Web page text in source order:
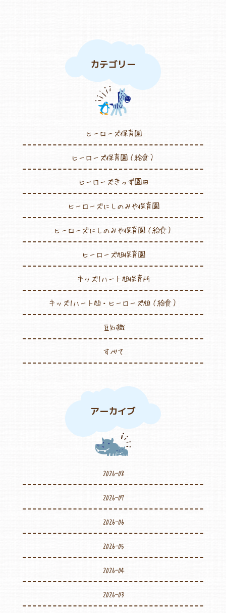
カテゴリー
ヒーローズ保育園
ヒーローズ保育園（給食）
ヒーローズきっず園田
ヒーローズにしのみや保育園
ヒーローズにしのみや保育園（給食）
ヒーローズ旭保育園
キッズ1ハート旭保育所
キッズ1ハート旭・ヒーローズ旭（給食）
豆知識
すべて
アーカイブ
2026-08
2026-07
2026-06
2026-05
2026-04
2026-03